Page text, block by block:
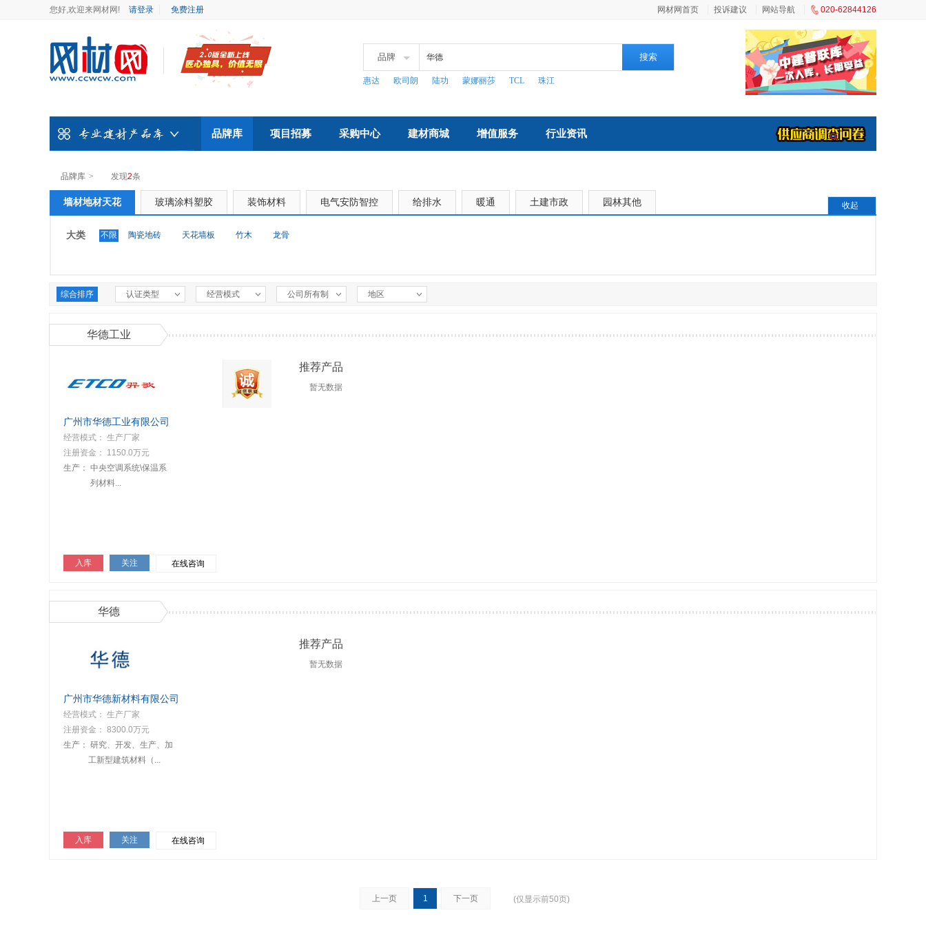
您好,欢迎来网材网! 请登录 免费注册 网材网首页 投诉建议 网站导航 020-62844126
品牌 搜索
惠达 欧司朗 陆功 蒙娜丽莎 TCL 珠江
品牌库 项目招募 采购中心 建材商城 增值服务 行业资讯
品牌库 > 发现2条
墙材地材天花 玻璃涂料塑胶 装饰材料 电气安防智控 给排水 暖通 土建市政 园林其他 收起
大类 不限 陶瓷地砖 天花墙板 竹木 龙骨
综合排序 认证类型 经营模式 公司所有制 地区
华德工业
广州市华德工业有限公司
经营模式： 生产厂家
注册资金： 1150.0万元
生产： 中央空调系统\保温系
列材料...
入库 关注 在线咨询
推荐产品
暂无数据
华德
广州市华德新材料有限公司
经营模式： 生产厂家
注册资金： 8300.0万元
生产： 研究、开发、生产、加
工新型建筑材料（...
入库 关注 在线咨询
推荐产品
暂无数据
上一页 1 下一页 (仅显示前50页)